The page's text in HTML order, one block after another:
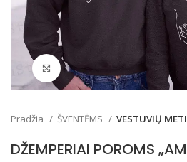
Padidinti
Pradžia ŠVENTĖMS VESTUVIŲ
DŽEMPERIAI POROMS